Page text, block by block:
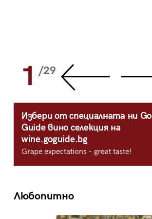
1 /29
Избери от специалната ни Go
Guide вино селекция на
wine.goguide.bg
Grape expectations - great taste!
Любопитно